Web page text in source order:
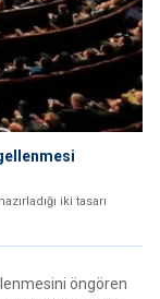
iki tasarı
öngören